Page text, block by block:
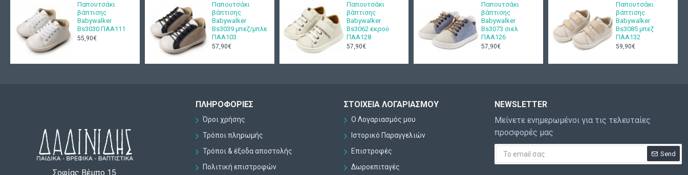
Παπουτσάκι
βάπτισης
Babywalker
Bs3030 ΠΑΑ111
55,90€
Παπουτσάκι
βάπτισης
Babywalker
Bs3039 μπεζ/μπλε
ΠΑΑ103
57,90€
Παπουτσάκι
βάπτισης
Babywalker
Bs3062 εκρού
ΠΑΑ128
57,90€
Παπουτσάκι
βάπτισης
Babywalker
Bs3073 σιελ
ΠΑΑ126
57,90€
Παπουτσάκι
βάπτισης
Babywalker
Bs3085 μπεζ
ΠΑΑ132
59,90€
Σοφίας Βέμπο 15
ΠΛΗΡΟΦΟΡΊΕΣ
Όροι χρήσης
Τρόποι πληρωμής
Τρόποι & έξοδα αποστολής
Πολιτική επιστροφών
ΣΤΟΙΧΕΊΑ ΛΟΓΑΡΙΑΣΜΟΎ
Ο Λογαριασμός μου
Ιστορικό Παραγγελιών
Επιστροφές
Δωροεπιταγές
NEWSLETTER
Μείνετε ενημερωμένοι για τις τελευταίες
προσφορές μας
Send